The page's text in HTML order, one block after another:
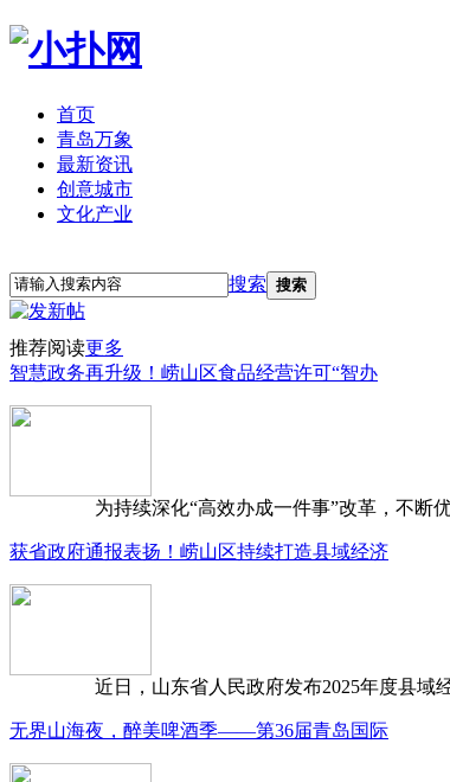
首页
青岛万象
最新资讯
创意城市
文化产业
搜索 搜索
推荐阅读更多
智慧政务再升级！崂山区食品经营许可“智办
为持续深化“高效办成一件事”改革，不断
获省政府通报表扬！崂山区持续打造县域经济
近日，山东省人民政府发布2025年度县域
无界山海夜，醉美啤酒季——第36届青岛国际